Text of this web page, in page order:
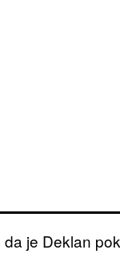
je Deklan